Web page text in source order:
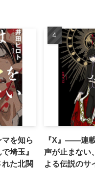
マを知ら
埼玉』
た北関
『X』——連
声が止まない
よる伝説のサ